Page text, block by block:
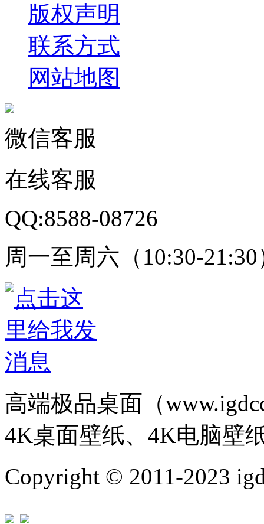
版权声明
联系方式
网站地图
微信客服
在线客服
QQ:8588-08726
周一至周六（10:30-21:30
高端极品桌面（
4K桌面壁纸、4K电脑壁
Copyright © 2011-2023